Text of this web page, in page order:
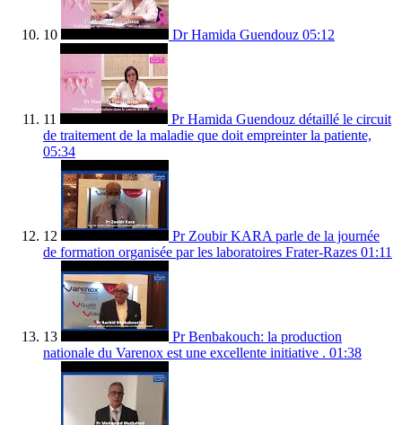
10 Dr Hamida Guendouz 05:12
11
Pr Hamida Guendouz détaillé le circuit
de traitement de la maladie que doit empreinter la patiente,
05:34
12
Pr Zoubir KARA parle de la journée
de formation organisée par les laboratoires Frater-Razes 01:11
13
Pr Benbakouch: la production
nationale du Varenox est une excellente initiative . 01:38